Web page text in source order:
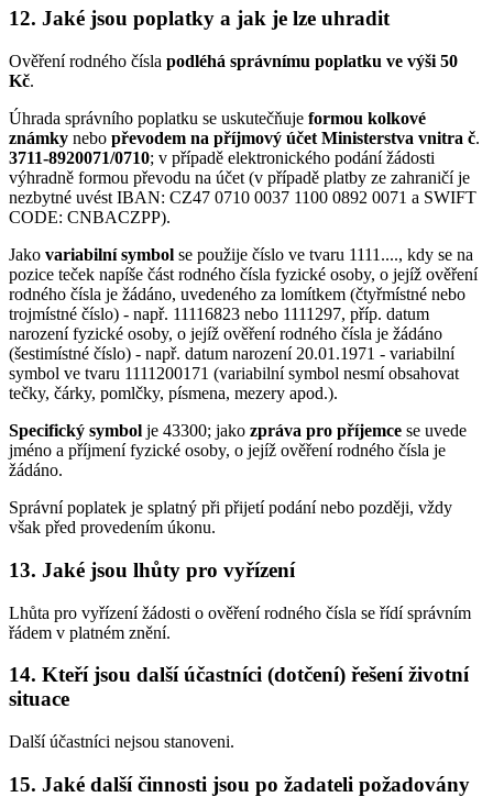
12. Jaké jsou poplatky a jak je lze uhradit
Ověření rodného čísla podléhá správnímu poplatku ve výši 50
Kč.
Úhrada správního poplatku se uskutečňuje formou kolkové
známky nebo převodem na příjmový účet Ministerstva vnitra č.
3711-8920071/0710; v případě elektronického podání žádosti
výhradně formou převodu na účet (v případě platby ze zahraničí je
nezbytné uvést IBAN: CZ47 0710 0037 1100 0892 0071 a SWIFT
CODE: CNBACZPP).
Jako variabilní symbol se použije číslo ve tvaru 1111...., kdy se na
pozice teček napíše část rodného čísla fyzické osoby, o jejíž ověření
rodného čísla je žádáno, uvedeného za lomítkem (čtyřmístné nebo
trojmístné číslo) - např. 11116823 nebo 1111297, příp. datum
narození fyzické osoby, o jejíž ověření rodného čísla je žádáno
(šestimístné číslo) - např. datum narození 20.01.1971 - variabilní
symbol ve tvaru 1111200171 (variabilní symbol nesmí obsahovat
tečky, čárky, pomlčky, písmena, mezery apod.).
Specifický symbol je 43300; jako zpráva pro příjemce se uvede
jméno a příjmení fyzické osoby, o jejíž ověření rodného čísla je
žádáno.
Správní poplatek je splatný při přijetí podání nebo později, vždy
však před provedením úkonu.
13. Jaké jsou lhůty pro vyřízení
Lhůta pro vyřízení žádosti o ověření rodného čísla se řídí správním
řádem v platném znění.
14. Kteří jsou další účastníci (dotčení) řešení životní
situace
Další účastníci nejsou stanoveni.
15. Jaké další činnosti jsou po žadateli požadovány